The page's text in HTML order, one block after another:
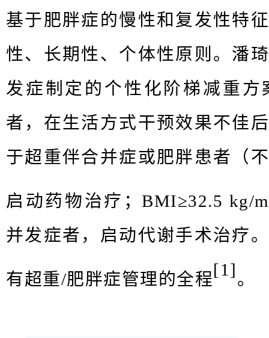
基于肥胖症的慢性和复发性特
性、长期性、个体性原则。潘
发症制定的个性化阶梯减重
者，在生活方式干预效果不佳
于超重伴合并症或肥胖患者（
启动药物治疗；BMI≥32.5 kg/m
并发症者，启动代谢手术治疗
有超重/肥胖症管理的全程[1]。